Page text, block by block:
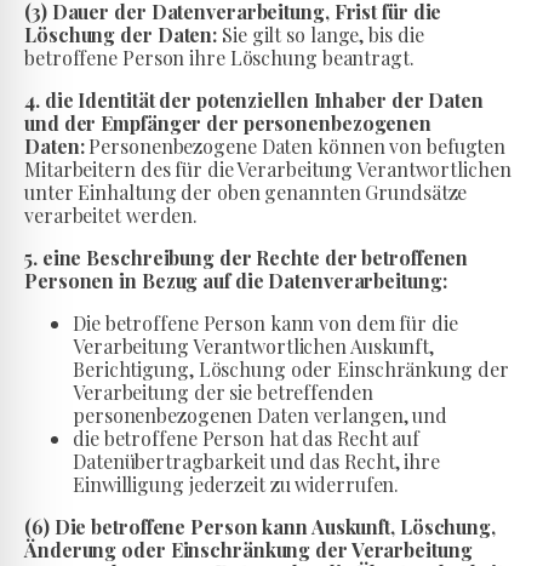
(3) Dauer der Datenverarbeitung, Frist für die
Löschung der Daten: Sie gilt so lange, bis die
betroffene Person ihre Löschung beantragt.
4. die Identität der potenziellen Inhaber der Daten
und der Empfänger der personenbezogenen
Daten:Personenbezogene Daten können von befugten
Mitarbeitern des für die Verarbeitung Verantwortlichen
unter Einhaltung der oben genannten Grundsätze
verarbeitet werden.
5. eine Beschreibung der Rechte der betroffenen
Personen in Bezug auf die Datenverarbeitung:
Die betroffene Person kann von dem für die
Verarbeitung Verantwortlichen Auskunft,
Berichtigung, Löschung oder Einschränkung der
Verarbeitung der sie betreffenden
personenbezogenen Daten verlangen, und
die betroffene Person hat das Recht auf
Datenübertragbarkeit und das Recht, ihre
Einwilligung jederzeit zu widerrufen.
(6) Die betroffene Person kann Auskunft, Löschung,
Änderung oder Einschränkung der Verarbeitung